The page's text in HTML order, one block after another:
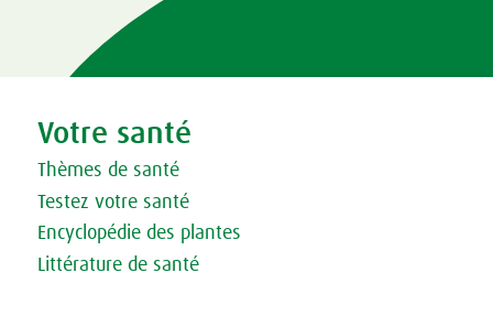
Votre santé
Thèmes de santé
Testez votre santé
Encyclopédie des plantes
Littérature de santé